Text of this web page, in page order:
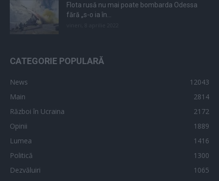
Flota rusă nu mai poate bombarda Odessa
fără „s-o ia în...
CATEGORIE POPULARĂ
News
12043
Main
2814
Război în Ucraina
2172
Opinii
1889
Lumea
1416
Politică
1300
Dezvăluiri
1065